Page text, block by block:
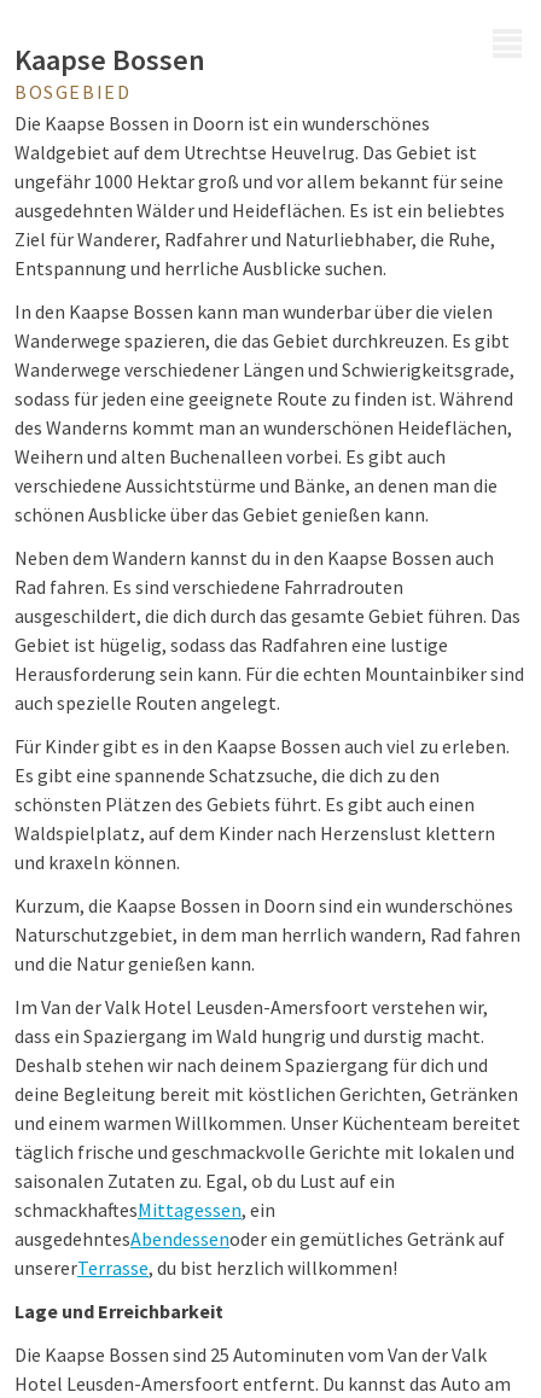
Kaapse Bossen
BOSGEBIED
Die Kaapse Bossen in Doorn ist ein wunderschönes
Waldgebiet auf dem Utrechtse Heuvelrug. Das Gebiet ist
ungefähr 1000 Hektar groß und vor allem bekannt für seine
ausgedehnten Wälder und Heideflächen. Es ist ein beliebtes
Ziel für Wanderer, Radfahrer und Naturliebhaber, die Ruhe,
Entspannung und herrliche Ausblicke suchen.
In den Kaapse Bossen kann man wunderbar über die vielen
Wanderwege spazieren, die das Gebiet durchkreuzen. Es gibt
Wanderwege verschiedener Längen und Schwierigkeitsgrade,
sodass für jeden eine geeignete Route zu finden ist. Während
des Wanderns kommt man an wunderschönen Heideflächen,
Weihern und alten Buchenalleen vorbei. Es gibt auch
verschiedene Aussichtstürme und Bänke, an denen man die
schönen Ausblicke über das Gebiet genießen kann.
Neben dem Wandern kannst du in den Kaapse Bossen auch
Rad fahren. Es sind verschiedene Fahrradrouten
ausgeschildert, die dich durch das gesamte Gebiet führen. Das
Gebiet ist hügelig, sodass das Radfahren eine lustige
Herausforderung sein kann. Für die echten Mountainbiker sind
auch spezielle Routen angelegt.
Für Kinder gibt es in den Kaapse Bossen auch viel zu erleben.
Es gibt eine spannende Schatzsuche, die dich zu den
schönsten Plätzen des Gebiets führt. Es gibt auch einen
Waldspielplatz, auf dem Kinder nach Herzenslust klettern
und kraxeln können.
Kurzum, die Kaapse Bossen in Doorn sind ein wunderschönes
Naturschutzgebiet, in dem man herrlich wandern, Rad fahren
und die Natur genießen kann.
Im Van der Valk Hotel Leusden-Amersfoort verstehen wir,
dass ein Spaziergang im Wald hungrig und durstig macht.
Deshalb stehen wir nach deinem Spaziergang für dich und
deine Begleitung bereit mit köstlichen Gerichten, Getränken
und einem warmen Willkommen. Unser Küchenteam bereitet
täglich frische und geschmackvolle Gerichte mit lokalen und
saisonalen Zutaten zu. Egal, ob du Lust auf ein
schmackhaftesMittagessen, ein
ausgedehntesAbendessenoder ein gemütliches Getränk auf
unsererTerrasse, du bist herzlich willkommen!
Lage und Erreichbarkeit
Die Kaapse Bossen sind 25 Autominuten vom Van der Valk
Hotel Leusden-Amersfoort entfernt. Du kannst das Auto am